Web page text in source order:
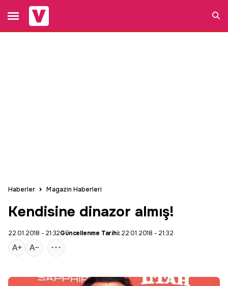
Haberler Magazin Haberleri
Kendisine dinazor almış!
22.01.2018 - 21:32Güncellenme Tarihi:22.01.2018 - 21:32